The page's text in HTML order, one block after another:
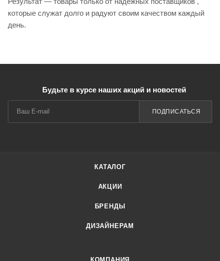
которые служат долго и радуют своим качеством каждый
день.
Будьте в курсе наших акций и новостей
ПОДПИСАТЬСЯ
КАТАЛОГ
АКЦИИ
БРЕНДЫ
ДИЗАЙНЕРАМ